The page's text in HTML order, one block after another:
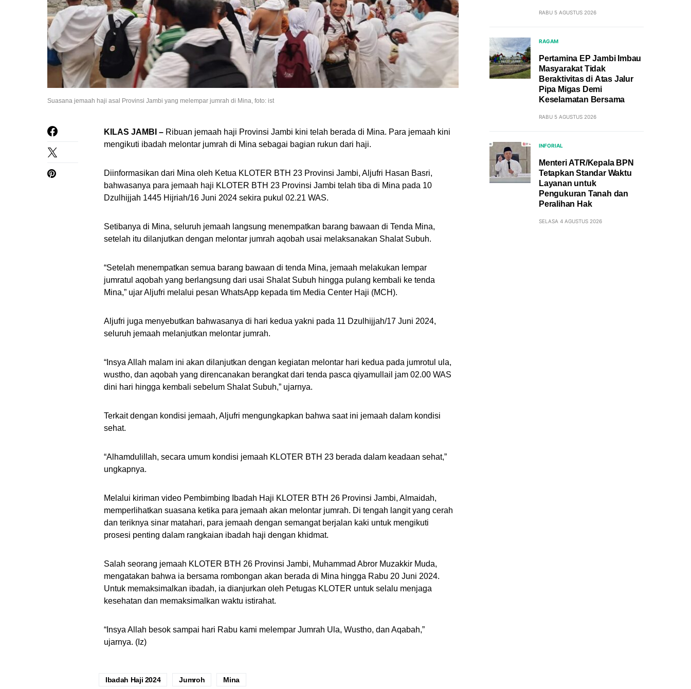
Suasana jemaah haji asal Provinsi Jambi yang melempar jumrah di Mina, foto: ist
KILAS JAMBI – Ribuan jemaah haji Provinsi Jambi kini telah berada di Mina. Para jemaah kini
mengikuti ibadah melontar jumrah di Mina sebagai bagian rukun dari haji.
Diinformasikan dari Mina oleh Ketua KLOTER BTH 23 Provinsi Jambi, Aljufri Hasan Basri,
bahwasanya para jemaah haji KLOTER BTH 23 Provinsi Jambi telah tiba di Mina pada 10
Dzulhijjah 1445 Hijriah/16 Juni 2024 sekira pukul 02.21 WAS.
Setibanya di Mina, seluruh jemaah langsung menempatkan barang bawaan di Tenda Mina,
setelah itu dilanjutkan dengan melontar jumrah aqobah usai melaksanakan Shalat Subuh.
“Setelah menempatkan semua barang bawaan di tenda Mina, jemaah melakukan lempar
jumratul aqobah yang berlangsung dari usai Shalat Subuh hingga pulang kembali ke tenda
Mina,” ujar Aljufri melalui pesan WhatsApp kepada tim Media Center Haji (MCH).
Aljufri juga menyebutkan bahwasanya di hari kedua yakni pada 11 Dzulhijjah/17 Juni 2024,
seluruh jemaah melanjutkan melontar jumrah.
“Insya Allah malam ini akan dilanjutkan dengan kegiatan melontar hari kedua pada jumrotul ula,
wustho, dan aqobah yang direncanakan berangkat dari tenda pasca qiyamullail jam 02.00 WAS
dini hari hingga kembali sebelum Shalat Subuh,” ujarnya.
Terkait dengan kondisi jemaah, Aljufri mengungkapkan bahwa saat ini jemaah dalam kondisi
sehat.
“Alhamdulillah, secara umum kondisi jemaah KLOTER BTH 23 berada dalam keadaan sehat,”
ungkapnya.
Melalui kiriman video Pembimbing Ibadah Haji KLOTER BTH 26 Provinsi Jambi, Almaidah,
memperlihatkan suasana ketika para jemaah akan melontar jumrah. Di tengah langit yang cerah
dan teriknya sinar matahari, para jemaah dengan semangat berjalan kaki untuk mengikuti
prosesi penting dalam rangkaian ibadah haji dengan khidmat.
Salah seorang jemaah KLOTER BTH 26 Provinsi Jambi, Muhammad Abror Muzakkir Muda,
mengatakan bahwa ia bersama rombongan akan berada di Mina hingga Rabu 20 Juni 2024.
Untuk memaksimalkan ibadah, ia dianjurkan oleh Petugas KLOTER untuk selalu menjaga
kesehatan dan memaksimalkan waktu istirahat.
“Insya Allah besok sampai hari Rabu kami melempar Jumrah Ula, Wustho, dan Aqabah,”
ujarnya. (Iz)
Ibadah Haji 2024 Jumroh Mina
RABU 5 AGUSTUS 2026
RAGAM
Pertamina EP Jambi Imbau
Masyarakat Tidak
Beraktivitas di Atas Jalur
Pipa Migas Demi
Keselamatan Bersama
RABU 5 AGUSTUS 2026
INFORIAL
Menteri ATR/Kepala BPN
Tetapkan Standar Waktu
Layanan untuk
Pengukuran Tanah dan
Peralihan Hak
SELASA 4 AGUSTUS 2026